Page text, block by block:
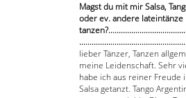
Magst du mit mir Salsa,
oder ev. andere lateintänze
lieber Tänzer, Tanzen
meine Leidenschaft. Sehr
habe ich aus reiner Freude
Salsa getanzt. Tango